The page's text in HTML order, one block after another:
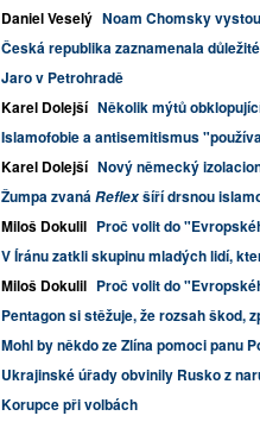
Daniel Veselý Noam Chomsky
Česká republika zaznamenala
Jaro v Petrohradě
Karel Dolejší Několik mýtů
Islamofobie a antisemitismus
Karel Dolejší Nový německý
Žumpa zvanáReflexšíří drsnou
Miloš Dokulil Proč volit do
V Íránu zatkli skupinu mladých lidí,
Miloš Dokulil Proč volit do
Pentagon si stěžuje, že rozsah škod,
Mohl by někdo ze Zlína pomoci panu
Ukrajinské úřady obvinily Rusko z
Korupce při volbách